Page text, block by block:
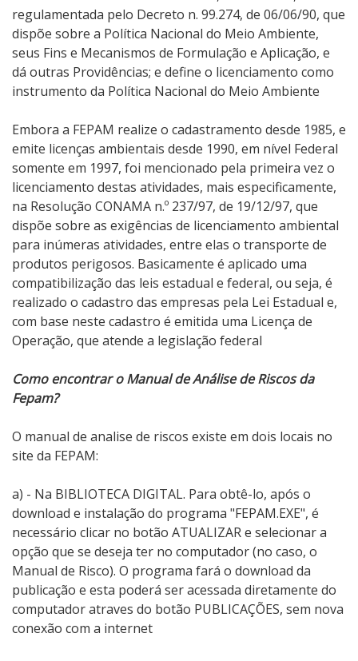
regulamentada pelo Decreto n. 99.274, de 06/06/90, que
dispõe sobre a Política Nacional do Meio Ambiente,
seus Fins e Mecanismos de Formulação e Aplicação, e
dá outras Providências; e define o licenciamento como
instrumento da Política Nacional do Meio Ambiente
Embora a FEPAM realize o cadastramento desde 1985, e
emite licenças ambientais desde 1990, em nível Federal
somente em 1997, foi mencionado pela primeira vez o
licenciamento destas atividades, mais especificamente,
na Resolução CONAMA n.º 237/97, de 19/12/97, que
dispõe sobre as exigências de licenciamento ambiental
para inúmeras atividades, entre elas o transporte de
produtos perigosos. Basicamente é aplicado uma
compatibilização das leis estadual e federal, ou seja, é
realizado o cadastro das empresas pela Lei Estadual e,
com base neste cadastro é emitida uma Licença de
Operação, que atende a legislação federal
Como encontrar o Manual de Análise de Riscos da
Fepam?
O manual de analise de riscos existe em dois locais no
site da FEPAM:
a) - Na BIBLIOTECA DIGITAL. Para obtê-lo, após o
download e instalação do programa "FEPAM.EXE", é
necessário clicar no botão ATUALIZAR e selecionar a
opção que se deseja ter no computador (no caso, o
Manual de Risco). O programa fará o download da
publicação e esta poderá ser acessada diretamente do
computador atraves do botão PUBLICAÇÕES, sem nova
conexão com a internet